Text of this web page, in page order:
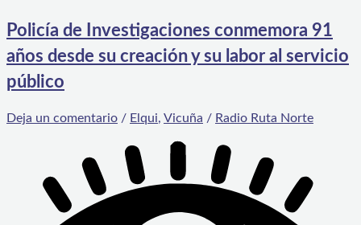
Policía de Investigaciones conmemora 91
años desde su creación y su labor al servicio
público
Deja un comentario / Elqui, Vicuña / Radio Ruta Norte